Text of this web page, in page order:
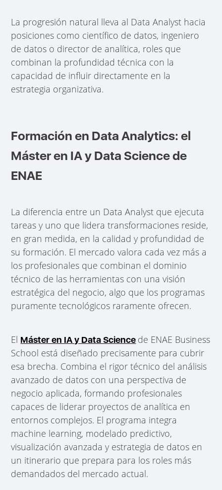
La progresión natural lleva al Data Analyst hacia
posiciones como científico de datos, ingeniero
de datos o director de analítica, roles que
combinan la profundidad técnica con la
capacidad de influir directamente en la
estrategia organizativa.
Formación en Data Analytics: el
Máster en IA y Data Science de
ENAE
La diferencia entre un Data Analyst que ejecuta
tareas y uno que lidera transformaciones reside,
en gran medida, en la calidad y profundidad de
su formación. El mercado valora cada vez más a
los profesionales que combinan el dominio
técnico de las herramientas con una visión
estratégica del negocio, algo que los programas
puramente tecnológicos raramente ofrecen.
El Máster en IA y Data Science de ENAE Business
School está diseñado precisamente para cubrir
esa brecha. Combina el rigor técnico del análisis
avanzado de datos con una perspectiva de
negocio aplicada, formando profesionales
capaces de liderar proyectos de analítica en
entornos complejos. El programa integra
machine learning, modelado predictivo,
visualización avanzada y estrategia de datos en
un itinerario que prepara para los roles más
demandados del mercado actual.